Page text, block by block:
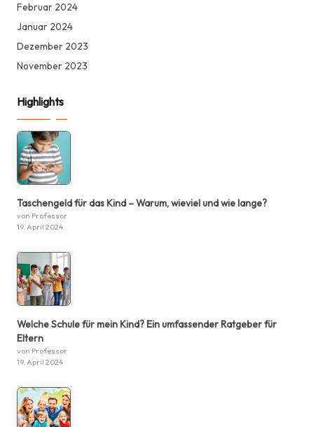
Februar 2024
Januar 2024
Dezember 2023
November 2023
Highlights
Taschengeld für das Kind – Warum, wieviel und wie lange?
von Professor
19. April 2024
Welche Schule für mein Kind? Ein umfassender Ratgeber für
Eltern
von Professor
19. April 2024